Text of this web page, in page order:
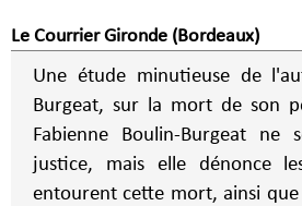
Le Courrier Gironde (Bordeaux)
Une étude minutieuse de
Burgeat, sur la mort de son
Fabienne Boulin-Burgeat
justice, mais elle dénonce
entourent cette mort, ainsi